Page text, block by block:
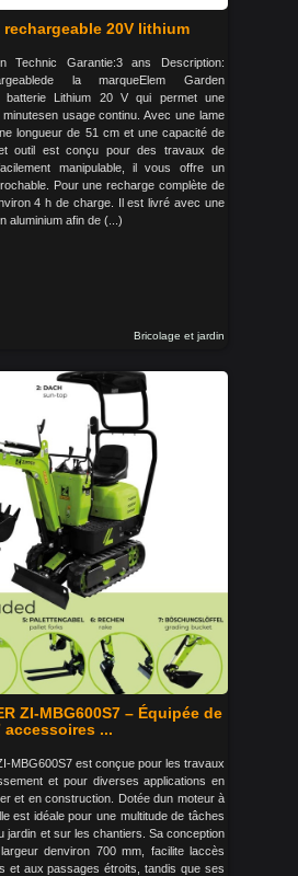
rechargeable 20V lithium
Technic Garantie:3 ans Description:
la marqueElem Garden
batterie Lithium 20 V qui permet une
usage continu. Avec une lame
longueur de 51 cm et une capacité de
outil est conçu pour des travaux de
manipulable, il vous offre un
Pour une recharge complète de
4 h de charge. Il est livré avec une
aluminium afin de (...)
Bricolage et jardin
ZI-MBG600S7 – Équipée de
accessoires ...
MBG600S7 est conçue pour les travaux
et pour diverses applications en
et en construction. Dotée dun moteur à
est idéale pour une multitude de tâches
jardin et sur les chantiers. Sa conception
denviron 700 mm, facilite laccès
et aux passages étroits, tandis que ses